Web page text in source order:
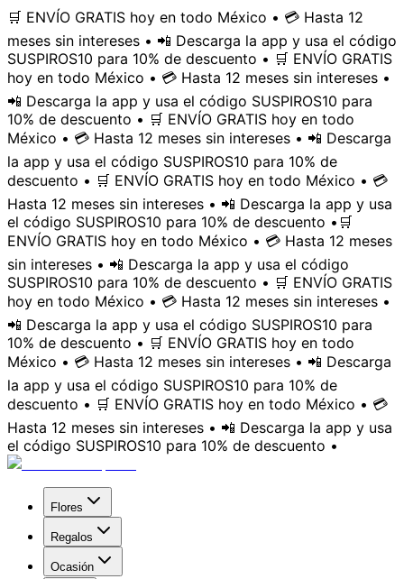
🛒 ENVÍO GRATIS hoy en todo México • 💳 Hasta 12
meses sin intereses • 📲 Descarga la app y usa el código
SUSPIROS10 para 10% de descuento • 🛒 ENVÍO GRATIS
hoy en todo México • 💳 Hasta 12 meses sin intereses •
📲 Descarga la app y usa el código SUSPIROS10 para
10% de descuento • 🛒 ENVÍO GRATIS hoy en todo
México • 💳 Hasta 12 meses sin intereses • 📲 Descarga
la app y usa el código SUSPIROS10 para 10% de
descuento • 🛒 ENVÍO GRATIS hoy en todo México • 💳
Hasta 12 meses sin intereses • 📲 Descarga la app y usa
el código SUSPIROS10 para 10% de descuento • 🛒
ENVÍO GRATIS hoy en todo México • 💳 Hasta 12 meses
sin intereses • 📲 Descarga la app y usa el código
SUSPIROS10 para 10% de descuento • 🛒 ENVÍO GRATIS
hoy en todo México • 💳 Hasta 12 meses sin intereses •
📲 Descarga la app y usa el código SUSPIROS10 para
10% de descuento • 🛒 ENVÍO GRATIS hoy en todo
México • 💳 Hasta 12 meses sin intereses • 📲 Descarga
la app y usa el código SUSPIROS10 para 10% de
descuento • 🛒 ENVÍO GRATIS hoy en todo México • 💳
Hasta 12 meses sin intereses • 📲 Descarga la app y usa
el código SUSPIROS10 para 10% de descuento •
Flores
Regalos
Ocasión